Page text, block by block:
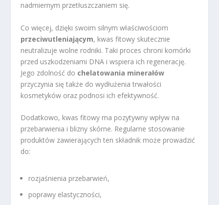
nadmiernym przetłuszczaniem się.
Co więcej, dzięki swoim silnym właściwościom
przeciwutleniającym, kwas fitowy skutecznie
neutralizuje wolne rodniki. Taki proces chroni komórki
przed uszkodzeniami DNA i wspiera ich regenerację.
Jego zdolność do chelatowania minerałów
przyczynia się także do wydłużenia trwałości
kosmetyków oraz podnosi ich efektywność.
Dodatkowo, kwas fitowy ma pozytywny wpływ na
przebarwienia i blizny skórne. Regularne stosowanie
produktów zawierających ten składnik może prowadzić
do:
rozjaśnienia przebarwień,
poprawy elastyczności,